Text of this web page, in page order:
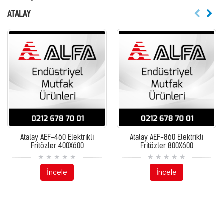
ATALAY
Atalay AEF-460 Elektrikli
Fritözler 400X600
İncele
Atalay AEF-860 Elektrikli
Fritözler 800X600
İncele